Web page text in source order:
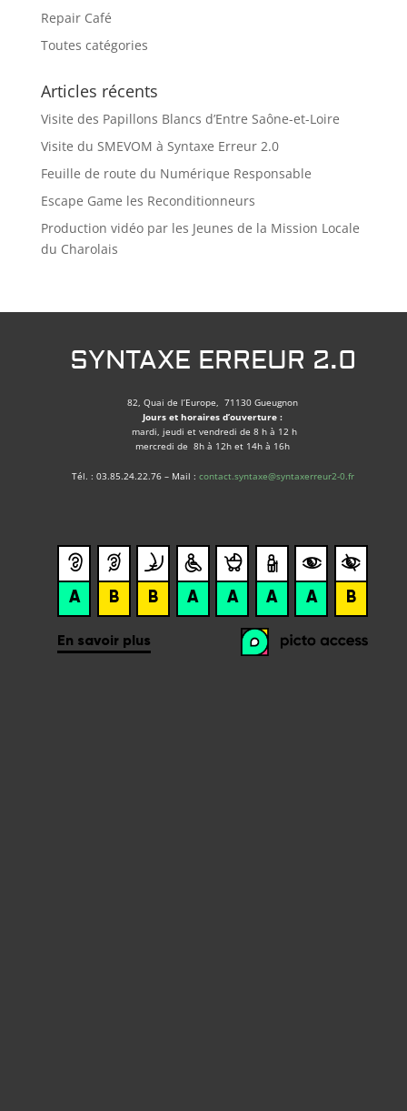
Repair Café
Toutes catégories
Articles récents
Visite des Papillons Blancs d’Entre Saône-et-Loire
Visite du SMEVOM à Syntaxe Erreur 2.0
Feuille de route du Numérique Responsable
Escape Game les Reconditionneurs
Production vidéo par les Jeunes de la Mission Locale
du Charolais
SYNTAXE ERREUR 2.0
82, Quai de l’Europe, 71130 Gueugnon
Jours et horaires d’ouverture :
mardi, jeudi et vendredi de 8 h à 12 h
mercredi de 8h à 12h et 14h à 16h
Tél. : 03.85.24.22.76 – Mail : contact.syntaxe@syntaxerreur2-0.fr